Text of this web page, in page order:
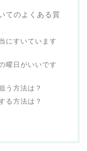
てのよくある質
にすいています
曜日がいいです
う方法は？
る方法は？